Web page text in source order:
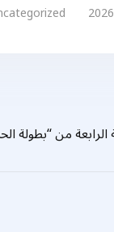
من “بطولة